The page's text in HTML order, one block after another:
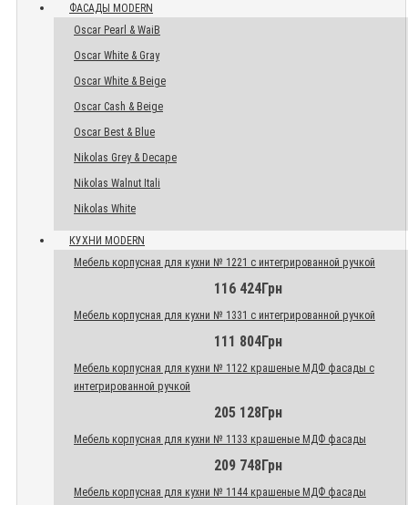
ФАСАДЫ MODERN
Oscar Pearl & WaiB
Oscar White & Gray
Oscar White & Beige
Oscar Cash & Beige
Oscar Best & Blue
Nikolas Grey & Decape
Nikolas Walnut Itali
Nikolas White
КУХНИ MODERN
Мебель корпусная для кухни № 1221 с интегрированной ручкой
116 424Грн
Мебель корпусная для кухни № 1331 с интегрированной ручкой
111 804Грн
Мебель корпусная для кухни № 1122 крашеные МДФ фасады с
интегрированной ручкой
205 128Грн
Мебель корпусная для кухни № 1133 крашеные МДФ фасады
209 748Грн
Мебель корпусная для кухни № 1144 крашеные МДФ фасады